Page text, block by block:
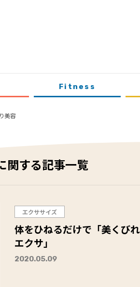
Fitness
美容
関する記事一覧
エクササイズ
体をひねるだけで「美くび
エクサ」
2020.05.09